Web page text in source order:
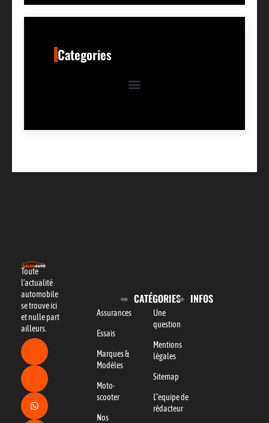
Categories
Toute
l’actualité
automobile
se trouve ici
et nulle part
ailleurs.
CATÉGORIES
Assurances
Essais
Marques &
Modèles
Moto-
scooter
Nos
INFOS
Une
question
Mentions
légales
Sitemap
L"equipe de
rédacteur